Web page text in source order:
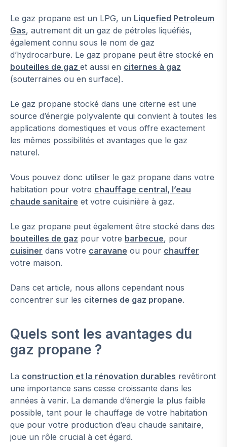
Le gaz propane est un LPG, un Liquefied Petroleum
Gas, autrement dit un gaz de pétroles liquéfiés,
également connu sous le nom de gaz
d’hydrocarbure. Le gaz propane peut être stocké en
bouteilles de gaz et aussi en citernes à gaz
(souterraines ou en surface).
Le gaz propane stocké dans une citerne est une
source d’énergie polyvalente qui convient à toutes les
applications domestiques et vous offre exactement
les mêmes possibilités et avantages que le gaz
naturel.
Vous pouvez donc utiliser le gaz propane dans votre
habitation pour votre chauffage central, l’eau
chaude sanitaire et votre cuisinière à gaz.
Le gaz propane peut également être stocké dans des
bouteilles de gaz pour votre barbecue, pour
cuisiner dans votre caravane ou pour chauffer
votre maison.
Dans cet article, nous allons cependant nous
concentrer sur les citernes de gaz propane.
Quels sont les avantages du
gaz propane ?
La construction et la rénovation durables revêtiront
une importance sans cesse croissante dans les
années à venir. La demande d’énergie la plus faible
possible, tant pour le chauffage de votre habitation
que pour votre production d’eau chaude sanitaire,
joue un rôle crucial à cet égard.